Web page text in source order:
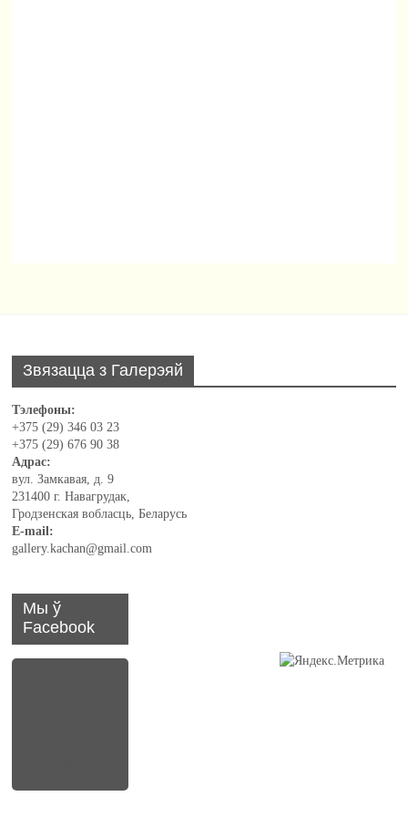
Звязацца з Галерэяй
Тэлефоны:
+375 (29) 346 03 23
+375 (29) 676 90 38
Адрас:
вул. Замкавая, д. 9
231400 г. Навагрудак,
Гродзенская вобласць, Беларусь
E-mail:
gallery.kachan@gmail.com
Мы ў
Facebook